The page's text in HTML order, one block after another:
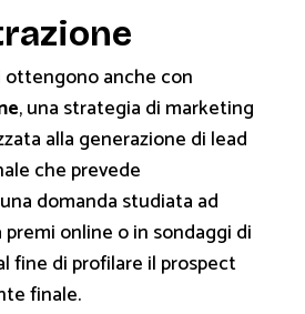
anche con
, una strategia di marketing
alla generazione di lead
che prevede
domanda studiata ad
online o in sondaggi di
fine di profilare il prospect
finale.